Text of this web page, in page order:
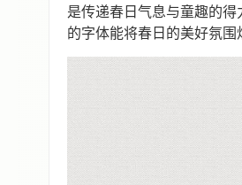
是传递春日气息与童趣的
的字体能将春日的美好氛围